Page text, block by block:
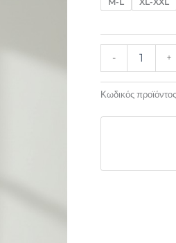
- +
Κωδικός